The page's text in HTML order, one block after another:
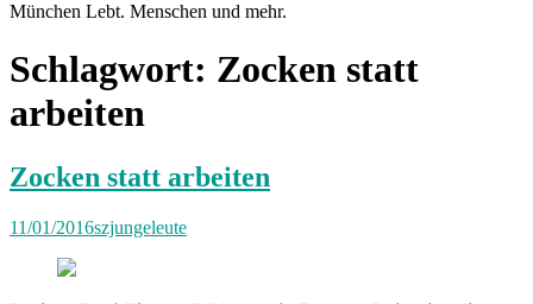
München Lebt. Menschen und mehr.
Schlagwort: Zocken statt
arbeiten
Zocken statt arbeiten
11/01/2016szjungeleute